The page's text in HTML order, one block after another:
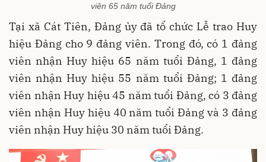
viên 65 năm tuổi Đảng
Tại xã Cát Tiên, Đảng ủy đã tổ chức Lễ trao Huy
hiệu Đảng cho 9 đảng viên. Trong đó, có 1 đảng
viên nhận Huy hiệu 65 năm tuổi Đảng, 1 đảng
viên nhận Huy hiệu 55 năm tuổi Đảng; 1 đảng
viên nhận Huy hiệu 45 năm tuổi Đảng, có 3 đảng
viên nhận Huy hiệu 40 năm tuổi Đảng và 3 đảng
viên nhận Huy hiệu 30 năm tuổi Đảng.